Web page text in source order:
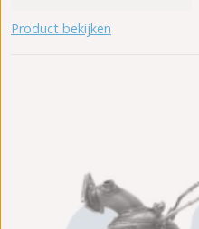
Product bekijken